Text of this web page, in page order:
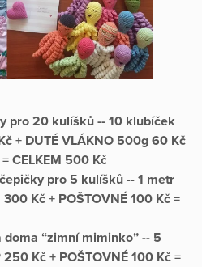
pro 20 kulíšků -- 10 klubíček
+ DUTÉ VLÁKNO 500g 60 Kč
CELKEM 500 Kč
pro 5 kulíšků -- 1 metr
Kč + POŠTOVNÉ 100 Kč =
doma “zimní miminko” -- 5
Kč + POŠTOVNÉ 100 Kč =